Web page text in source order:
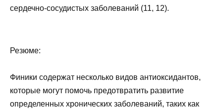
сердечно-сосудистых заболеваний (11, 12).
Резюме:
Финики содержат несколько видов антиоксидантов,
которые могут помочь предотвратить развитие
определенных хронических заболеваний, таких как